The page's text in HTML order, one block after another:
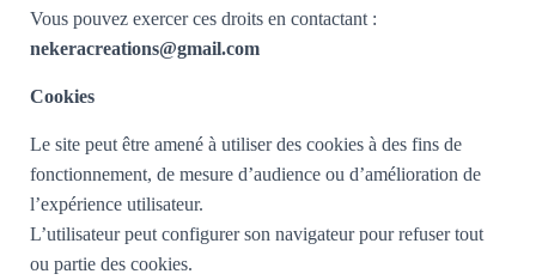
Vous pouvez exercer ces droits en contactant :
nekeracreations@gmail.com
Cookies
Le site peut être amené à utiliser des cookies à des fins de
fonctionnement, de mesure d’audience ou d’amélioration de
l’expérience utilisateur.
L’utilisateur peut configurer son navigateur pour refuser tout
ou partie des cookies.